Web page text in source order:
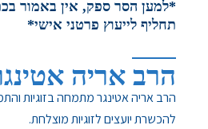
*למען הסר ספק, אין באמור
תחליף לייעוץ פרטני אישי*
הרב אריה
הרב אריה אטינגר מתמחה בזוגיות
להכשרת יועצים לזוגיות מוצלחת.